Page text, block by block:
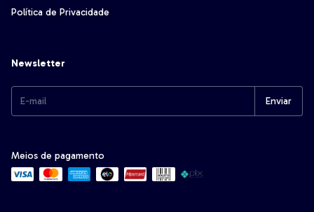
Política de Privacidade
Newsletter
Meios de pagamento